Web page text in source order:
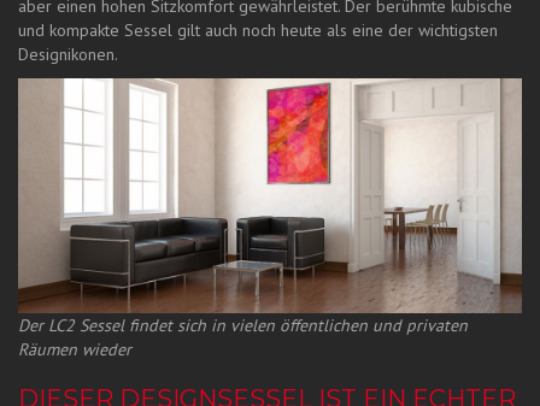
aber einen hohen Sitzkomfort gewährleistet. Der berühmte kubische
und kompakte Sessel gilt auch noch heute als eine der wichtigsten
Designikonen.
Der LC2 Sessel findet sich in vielen öffentlichen und privaten
Räumen wieder
DIESER DESIGNSESSEL IST EIN ECHTER